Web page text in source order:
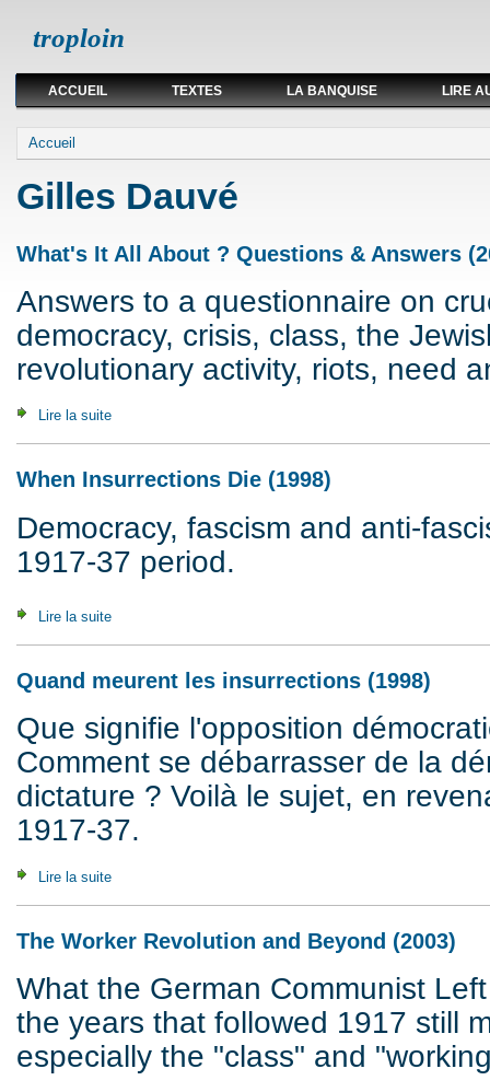
troploin
ACCUEIL TEXTES LA BANQUISE LIRE
Vous êtes ici
Accueil
Gilles Dauvé
What's It All About ? Questions & Answers
Answers to a questionnaire on
democracy, crisis, class, the
revolutionary activity, riots, need
Lire la suite
When Insurrections Die (1998)
Democracy, fascism and anti-
1917-37 period.
Lire la suite
Quand meurent les insurrections (1998)
Que signifie l'opposition
Comment se débarrasser de la
dictature ? Voilà le sujet, en
1917-37.
Lire la suite
The Worker Revolution and Beyond (2003)
What the German Communist
the years that followed 1917 still
especially the "class" and